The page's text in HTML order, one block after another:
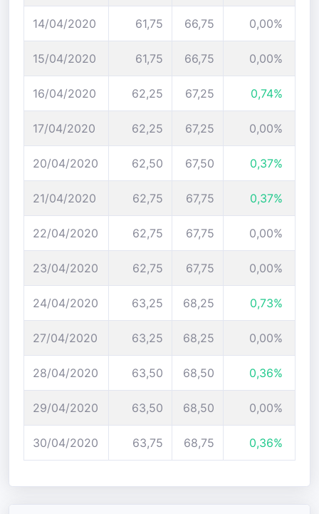
14/04/2020 61,75 66,75 0,00%
15/04/2020 61,75 66,75 0,00%
16/04/2020 62,25 67,25 0,74%
17/04/2020 62,25 67,25 0,00%
20/04/2020 62,50 67,50 0,37%
21/04/2020 62,75 67,75 0,37%
22/04/2020 62,75 67,75 0,00%
23/04/2020 62,75 67,75 0,00%
24/04/2020 63,25 68,25 0,73%
27/04/2020 63,25 68,25 0,00%
28/04/2020 63,50 68,50 0,36%
29/04/2020 63,50 68,50 0,00%
30/04/2020 63,75 68,75 0,36%